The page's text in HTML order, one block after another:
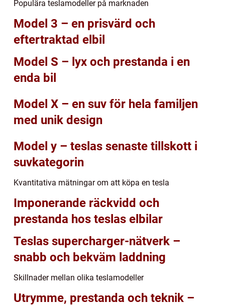
Populära teslamodeller på marknaden
Model 3 – en prisvärd och
eftertraktad elbil
Model S – lyx och prestanda i en
enda bil
Model X – en suv för hela familjen
med unik design
Model y – teslas senaste tillskott i
suvkategorin
Kvantitativa mätningar om att köpa en tesla
Imponerande räckvidd och
prestanda hos teslas elbilar
Teslas supercharger-nätverk –
snabb och bekväm laddning
Skillnader mellan olika teslamodeller
Utrymme, prestanda och teknik –